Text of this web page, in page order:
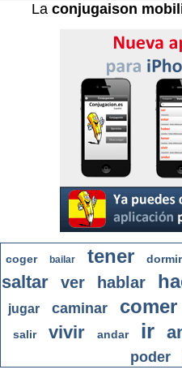
La conjugaison
coger bailar tener dormir
saltar
ver hablar
jugar caminar comer
salir vivir andar ir
poder